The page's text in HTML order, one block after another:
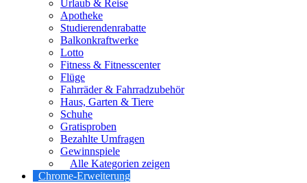
Urlaub & Reise
Apotheke
Studierendenrabatte
Balkonkraftwerke
Lotto
Fitness & Fitnesscenter
Flüge
Fahrräder & Fahrradzubehör
Haus, Garten & Tiere
Schuhe
Gratisproben
Bezahlte Umfragen
Gewinnspiele
Alle Kategorien zeigen
Chrome-Erweiterung